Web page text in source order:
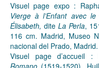
Visuel page expo :
Vierge à l’Enfant avec
Élisabeth, dite La Perla,
116 cm. Madrid, Museo
nacional del Prado, Madrid.
Visuel page d’accueil
Romano (1519-1520).